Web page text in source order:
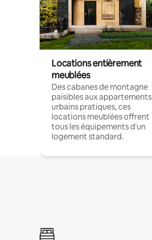
Locations entièrement
meublées
Des cabanes de montagne
paisibles aux appartements
urbains pratiques, ces
locations meublées offrent
tous les équipements d'un
logement standard.